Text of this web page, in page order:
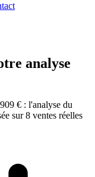
analyse
€ : l'analyse du
sur 8 ventes réelles